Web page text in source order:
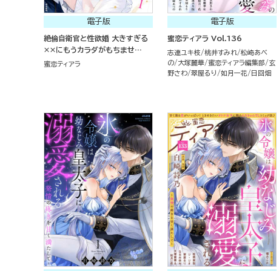
電子版
絶倫自衛官と性欲婚 大きすぎる
××にもうカラダがもちませ
ん…！ （1）
蜜恋ティアラ
電子版
蜜恋ティアラ Vol.136
志連ユキ枝 桃井すみれ
松崎あべ
の
大塚麗華 蜜恋ティアラ編集部
玄
野さわ 翠屋るり 如月一花 日回畑